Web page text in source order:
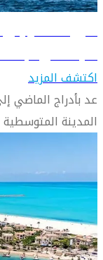
دليل السفر إلى
تعرّف على
اكتشف المزيد
عد بأدراج الماضي
المدينة